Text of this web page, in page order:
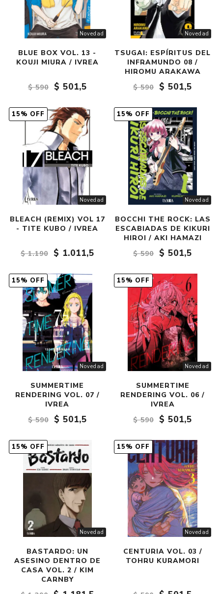
Novedad
BLUE BOX VOL. 13 -
KOUJI MIURA / IVREA
$ 590 $ 501,5
Novedad
TSUGAI: ESPÍRITUS DEL
INFRAMUNDO 08 /
HIROMU ARAKAWA
$ 590
$ 501,5
Novedad
15% OFF
BLEACH (REMIX) VOL 17
- TITE KUBO / IVREA
$ 1.190 $ 1.011,5
Novedad
15% OFF
BOCCHI THE ROCK: LAS
ESCABIADAS DE KIKURI
HIROI / AKI HAMAZI
$ 590
$ 501,5
Novedad
15% OFF
SUMMERTIME
RENDERING VOL. 07 /
IVREA
$ 590
$ 501,5
Novedad
15% OFF
SUMMERTIME
RENDERING VOL. 06 /
IVREA
$ 590
$ 501,5
Novedad
15% OFF
BASTARDO: UN
ASESINO DENTRO DE
CASA VOL. 2 / KIM
CARNBY
Novedad
15% OFF
CENTURIA VOL. 03 /
TOHRU KURAMORI